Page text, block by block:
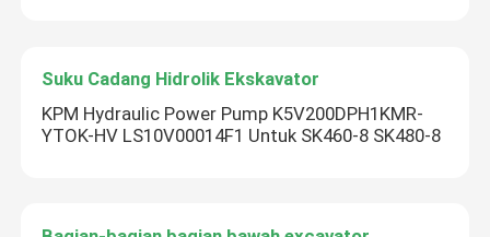
Suku Cadang Hidrolik Ekskavator
KPM Hydraulic Power Pump K5V200DPH1KMR-
YTOK-HV LS10V00014F1 Untuk SK460-8 SK480-8